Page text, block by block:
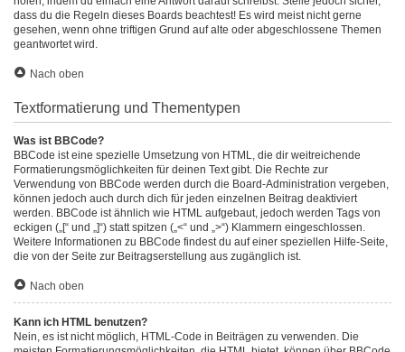
dass du die Regeln dieses Boards beachtest! Es wird meist nicht gerne
gesehen, wenn ohne triftigen Grund auf alte oder abgeschlossene Themen
geantwortet wird.
Nach oben
Textformatierung und Thementypen
Was ist BBCode?
BBCode ist eine spezielle Umsetzung von HTML, die dir weitreichende
Formatierungsmöglichkeiten für deinen Text gibt. Die Rechte zur
Verwendung von BBCode werden durch die Board-Administration vergeben,
können jedoch auch durch dich für jeden einzelnen Beitrag deaktiviert
werden. BBCode ist ähnlich wie HTML aufgebaut, jedoch werden Tags von
eckigen („[“ und „]“) statt spitzen („<“ und „>“) Klammern eingeschlossen.
Weitere Informationen zu BBCode findest du auf einer speziellen Hilfe-Seite,
die von der Seite zur Beitragserstellung aus zugänglich ist.
Nach oben
Kann ich HTML benutzen?
Nein, es ist nicht möglich, HTML-Code in Beiträgen zu verwenden. Die